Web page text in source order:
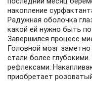
накопление
Радужная оболочка
какой ей нужно быть
Завершился процесс
Головной мозг
стали более
рефлексами.
приобретает